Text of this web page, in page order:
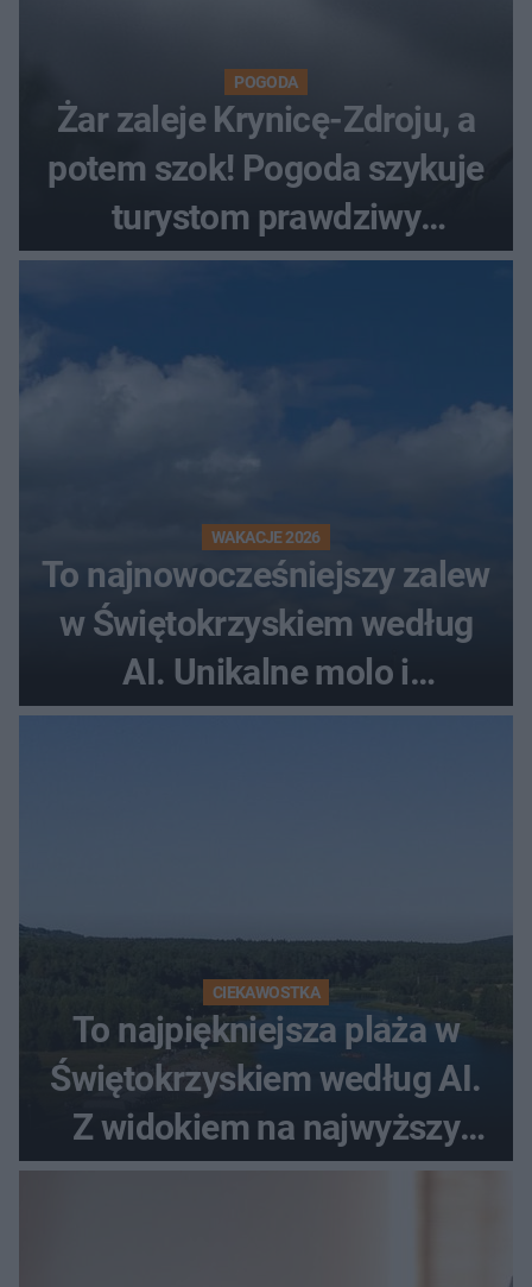
POGODA
Żar zaleje Krynicę-Zdroju, a
potem szok! Pogoda szykuje
turystom prawdziwy
rollercoaster
WAKACJE 2026
To najnowocześniejszy zalew
w Świętokrzyskiem według
AI. Unikalne molo i
promenada
CIEKAWOSTKA
To najpiękniejsza plaża w
Świętokrzyskiem według AI.
Z widokiem na najwyższy
szczyt Gór Świętokrzyskich